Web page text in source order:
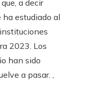
a decir
ha estudiado al
2023. Los
han sido
a pasar. ,